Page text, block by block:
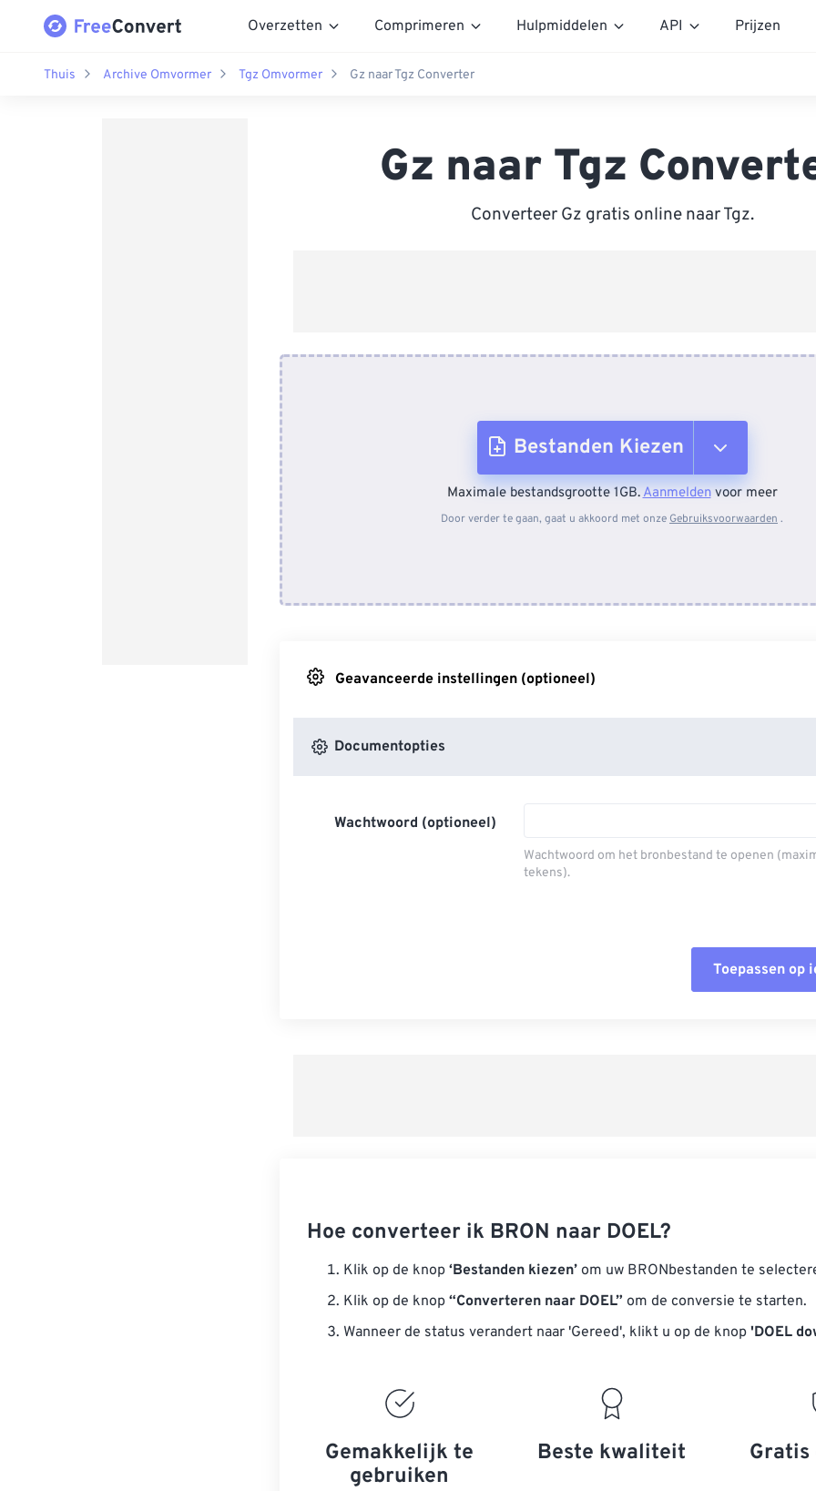
Overzetten Comprimeren Hulpmiddelen API Prijzen
Thuis Archive Omvormer Tgz Omvormer Gz naar Tgz Converter
Gz naar Tgz
Converteer Gz gratis online naar Tgz.
Bestanden Kiezen
Van apparaat
Maximale bestandsgrootte 1GB.Aanmeldenvoor meer
Door verder te gaan, gaat u akkoord met onze Gebruiksvoorwaarden .
Geavanceerde instellingen (optioneel)
Documentopties
Wachtwoord (optioneel)
Wachtwoord om het bronbestand te openen
tekens).
Toepassen op
Hoe converteer ik BRON naar DOEL?
Klik op de knop ‘Bestanden kiezen’ om uw BRONbestanden te
Klik op de knop “Converteren naar DOEL” om de conversie te starten.
Wanneer de status verandert naar 'Gereed', klikt u op de knop 'DOEL
Gemakkelijk te
gebruiken
Beste kwaliteit